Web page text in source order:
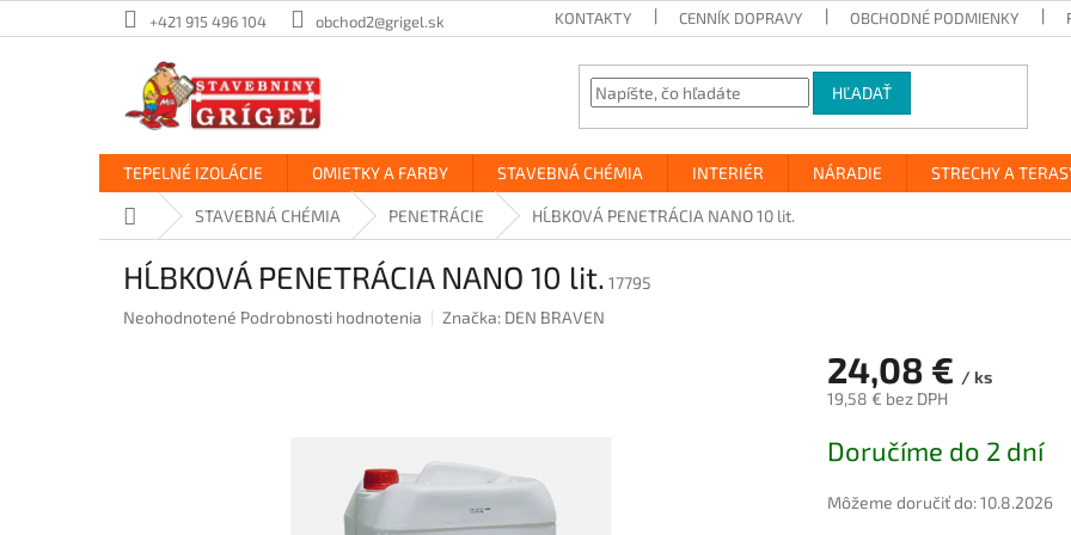
na
+421 915 496 104 obchod2@grigel.sk KONTAKTY CENNÍK DOPRAVY OBCHODNÉ PODMIENKY
HĽADAŤ
TEPELNÉ IZOLÁCIE OMIETKY A FARBY STAVEBNÁ CHÉMIA INTERIÉR NÁRADIE STRECHY A
DomovSTAVEBNÁ CHÉMIA PENETRÁCIE HĹBKOVÁ PENETRÁCIA NANO 10 lit.
HĹBKOVÁ PENETRÁCIA NANO 10 lit. 17795
Priemerné
Neohodnotené Podrobnosti hodnotenia Značka: DEN BRAVEN
24,08 € / ks
19,58 € bez DPH
cena:
Doručíme do 2 dní
Môžeme doručiť do:10.8.2026